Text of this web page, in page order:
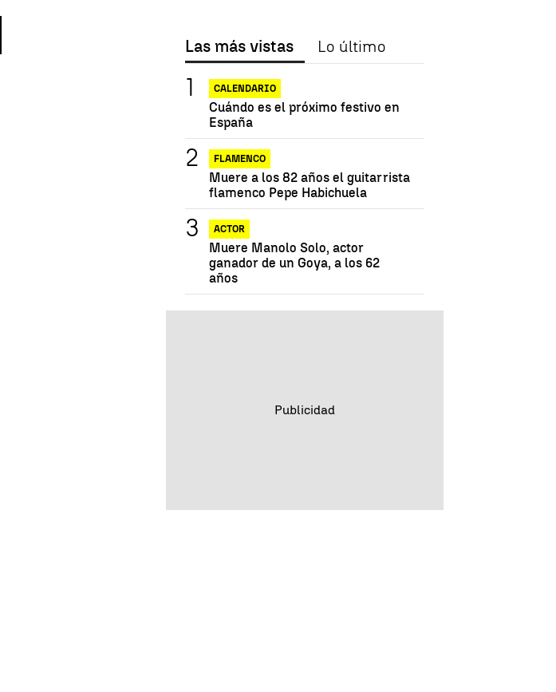
Las más vistas Lo último
CALENDARIO
Cuándo es el próximo festivo en
España
FLAMENCO
Muere a los 82 años el guitarrista
flamenco Pepe Habichuela
ACTOR
Muere Manolo Solo, actor
ganador de un Goya, a los 62
años